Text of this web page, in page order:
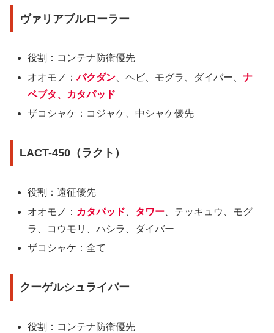
ヴァリアブルローラー
役割：コンテナ防衛優先
オオモノ：バクダン 、ヘビ、 モグラ、ダイバー、ナ
ベブタ、
カタパッド
ザコシャケ ：コジャケ、中シャケ優先
LACT-450（ラクト）
役割：遠征優先
オオモノ： カタパッド タワー 、テッキュウ、 モグ
ラ、コウモリ、ハシラ、ダイバー
ザコシャケ：全て
クーゲルシュライバー
役割：コンテナ防衛優先